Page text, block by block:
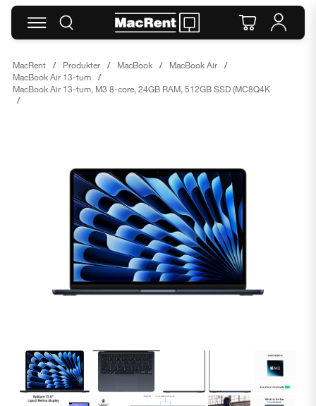
MacRent Produkter MacBook
MacBook Air
MacBook Air 13-tum
MacBook Air 13-tum, M3 8-core, 24GB RAM, 512GB SSD (MC8Q4K